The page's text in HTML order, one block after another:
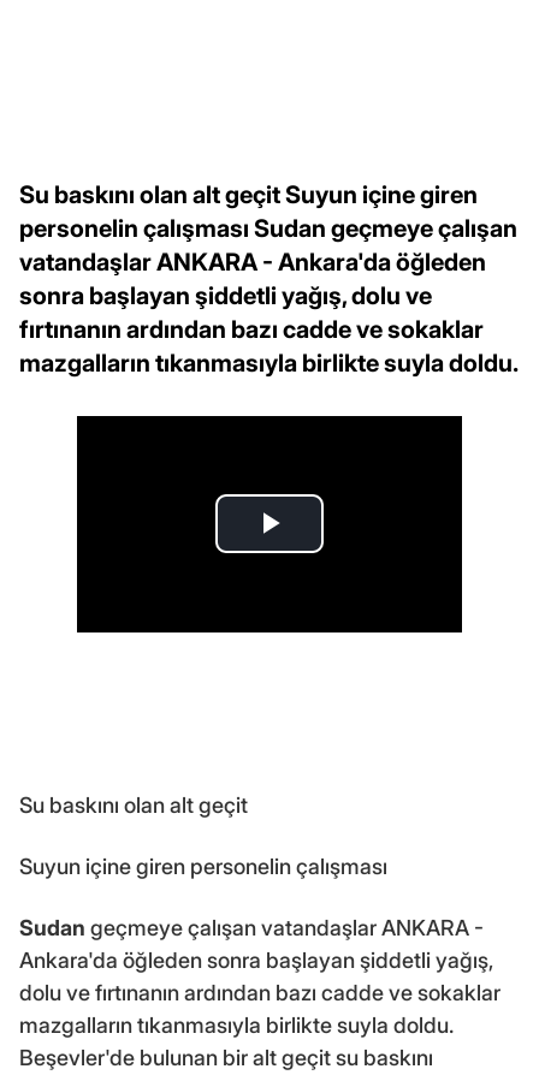
Su baskını olan alt geçit Suyun içine giren
personelin çalışması Sudan geçmeye çalışan
vatandaşlar ANKARA - Ankara'da öğleden
sonra başlayan şiddetli yağış, dolu ve
fırtınanın ardından bazı cadde ve sokaklar
mazgalların tıkanmasıyla birlikte suyla doldu.
Su baskını olan alt geçit
Suyun içine giren personelin çalışması
Sudan geçmeye çalışan vatandaşlar ANKARA -
Ankara'da öğleden sonra başlayan şiddetli yağış,
dolu ve fırtınanın ardından bazı cadde ve sokaklar
mazgalların tıkanmasıyla birlikte suyla doldu.
Beşevler'de bulunan bir alt geçit su baskını